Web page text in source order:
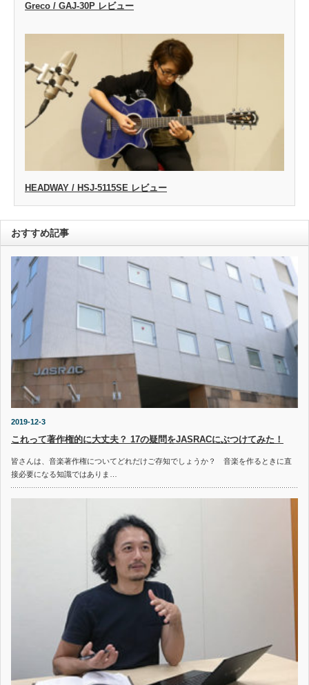
Greco / GAJ-30P レビュー
HEADWAY / HSJ-5115SE レビュー
おすすめ記事
2019-12-3
これって著作権的に大丈夫？ 17の疑問をJASRACにぶつけてみた！
皆さんは、音楽著作権についてどれだけご存知でしょうか？ 音楽を作るときに直
接必要になる知識ではありま…